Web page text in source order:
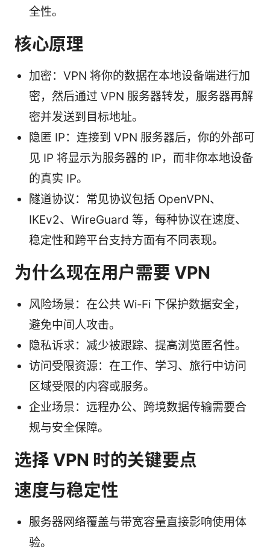
全性。
核心原理
加密：VPN 将你的数据在本地设备端进行加
密，然后通过 VPN 服务器转发，服务器再解
密并发送到目标地址。
隐匿 IP：连接到 VPN 服务器后，你的外部可
见 IP 将显示为服务器的 IP，而非你本地设备
的真实 IP。
隧道协议：常见协议包括 OpenVPN、
IKEv2、WireGuard 等，每种协议在速度、
稳定性和跨平台支持方面有不同表现。
为什么现在用户需要 VPN
风险场景：在公共 Wi‑Fi 下保护数据安全，
避免中间人攻击。
隐私诉求：减少被跟踪、提高浏览匿名性。
访问受限资源：在工作、学习、旅行中访问
区域受限的内容或服务。
企业场景：远程办公、跨境数据传输需要合
规与安全保障。
选择 VPN 时的关键要点
速度与稳定性
服务器网络覆盖与带宽容量直接影响使用体
验。